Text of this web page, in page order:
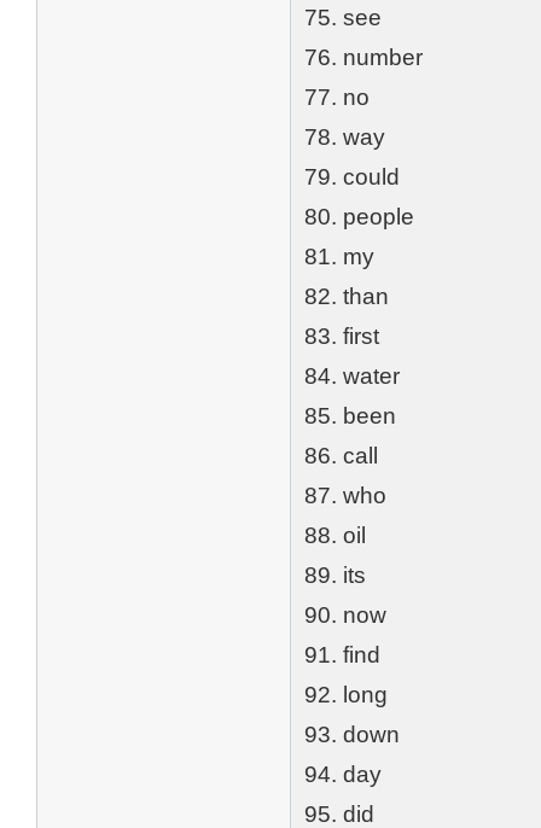
75. see
76. number
77. no
78. way
79. could
80. people
81. my
82. than
83. first
84. water
85. been
86. call
87. who
88. oil
89. its
90. now
91. find
92. long
93. down
94. day
95. did